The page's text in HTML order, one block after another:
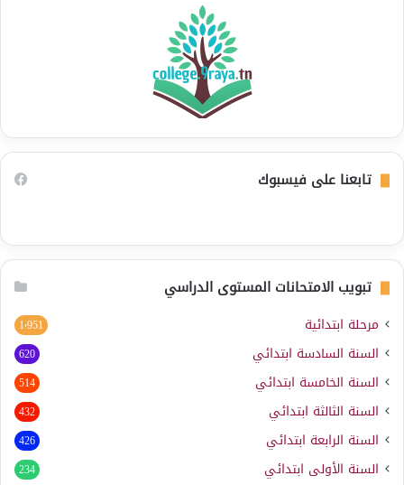
تابعنا على فيسبوك
تبويب الامتحانات المستوى الدراسي
مرحلة ابتدائية 1٬951
السنة السادسة ابتدائي 620
السنة الخامسة ابتدائي 514
السنة الثالثة ابتدائي 432
السنة الرابعة ابتدائي 426
السنة الأولى ابتدائي 234